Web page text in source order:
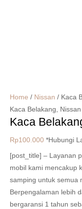
Home / Nissan / Kaca
Kaca Belakang, Nissan
Kaca
Rp100.000 *Hubungi
[post_title] – Layanan
mobil kami mencakup
samping untuk semua
Berpengalaman lebih
bergaransi 1 tahun